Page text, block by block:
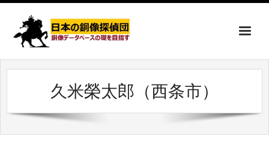
久米榮太郎（西条市）